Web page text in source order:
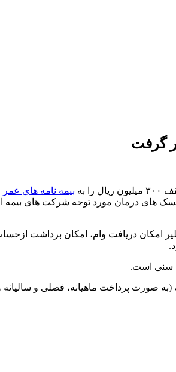
گرفت
به بیمه نامه های عمر
های درمان مورد توجه شرکت های بیمه
امکان دریافت وام، امکان برداشت
.
سنی است.
پرداخت ماهیانه، فصلی و سالیانه و